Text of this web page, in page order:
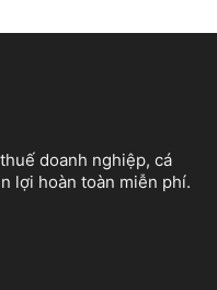
doanh nghiệp, cá
lợi hoàn toàn miễn phí.